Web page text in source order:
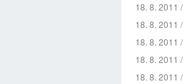
18. 8. 2011 /
18. 8. 2011 /
18. 8. 2011 /
18. 8. 2011 /
18. 8. 2011 /